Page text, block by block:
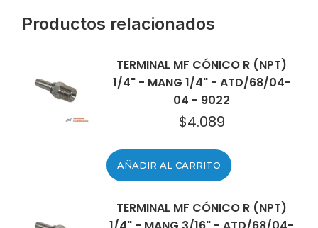
Productos relacionados
TERMINAL MF CÓNICO R (NPT)
1/4" - MANG 1/4" - ATD/68/04-
04 - 9022
$4.089
AÑADIR AL CARRITO
TERMINAL MF CÓNICO R (NPT)